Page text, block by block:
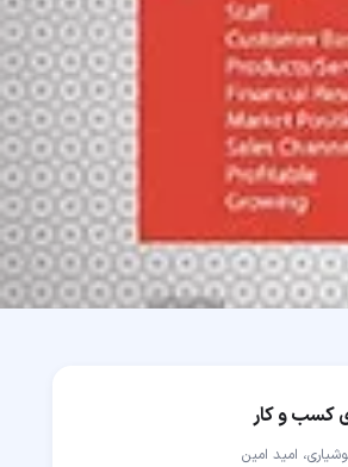
کسب و کار
امید امین